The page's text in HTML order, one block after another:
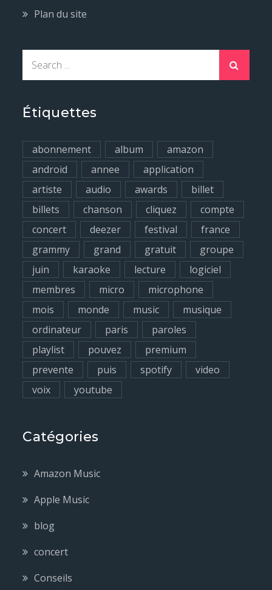
Plan du site
r
h
f
o
Étiquettes
abonnement album
amazon
android
annee
application
artiste
audio awards
billet
billets
chanson cliquez
compte
concert
deezer festival
france
grammy
grand gratuit
groupe
juin
karaoke lecture
logiciel
membres
micro
microphone
mois
monde music
musique
ordinateur
paris
paroles
playlist
pouvez
premium
prevente
puis spotify
video
voix
youtube
Catégories
Amazon Music
Apple Music
blog
concert
Conseils